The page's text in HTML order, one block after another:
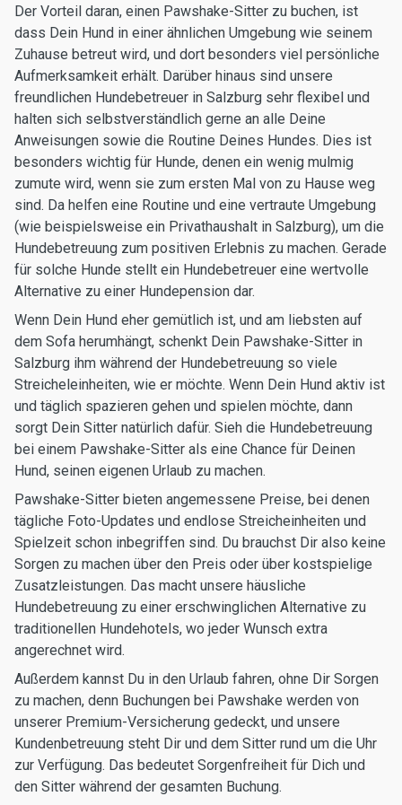
Der Vorteil daran, einen Pawshake-Sitter zu buchen, ist
dass Dein Hund in einer ähnlichen Umgebung wie seinem
Zuhause betreut wird, und dort besonders viel persönliche
Aufmerksamkeit erhält. Darüber hinaus sind unsere
freundlichen Hundebetreuer in Salzburg sehr flexibel und
halten sich selbstverständlich gerne an alle Deine
Anweisungen sowie die Routine Deines Hundes. Dies ist
besonders wichtig für Hunde, denen ein wenig mulmig
zumute wird, wenn sie zum ersten Mal von zu Hause weg
sind. Da helfen eine Routine und eine vertraute Umgebung
(wie beispielsweise ein Privathaushalt in Salzburg), um die
Hundebetreuung zum positiven Erlebnis zu machen. Gerade
für solche Hunde stellt ein Hundebetreuer eine wertvolle
Alternative zu einer Hundepension dar.
Wenn Dein Hund eher gemütlich ist, und am liebsten auf
dem Sofa herumhängt, schenkt Dein Pawshake-Sitter in
Salzburg ihm während der Hundebetreuung so viele
Streicheleinheiten, wie er möchte. Wenn Dein Hund aktiv ist
und täglich spazieren gehen und spielen möchte, dann
sorgt Dein Sitter natürlich dafür. Sieh die Hundebetreuung
bei einem Pawshake-Sitter als eine Chance für Deinen
Hund, seinen eigenen Urlaub zu machen.
Pawshake-Sitter bieten angemessene Preise, bei denen
tägliche Foto-Updates und endlose Streicheinheiten und
Spielzeit schon inbegriffen sind. Du brauchst Dir also keine
Sorgen zu machen über den Preis oder über kostspielige
Zusatzleistungen. Das macht unsere häusliche
Hundebetreuung zu einer erschwinglichen Alternative zu
traditionellen Hundehotels, wo jeder Wunsch extra
angerechnet wird.
Außerdem kannst Du in den Urlaub fahren, ohne Dir Sorgen
zu machen, denn Buchungen bei Pawshake werden von
unserer Premium-Versicherung gedeckt, und unsere
Kundenbetreuung steht Dir und dem Sitter rund um die Uhr
zur Verfügung. Das bedeutet Sorgenfreiheit für Dich und
den Sitter während der gesamten Buchung.